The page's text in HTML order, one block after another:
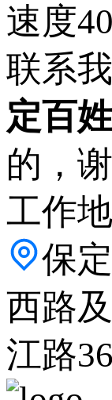
速度
联系
定百
的，
工作
保
西路
江路